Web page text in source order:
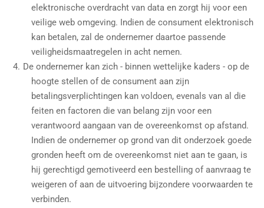
elektronische overdracht van data en zorgt hij voor een
veilige web omgeving. Indien de consument elektronisch
kan betalen, zal de ondernemer daartoe passende
veiligheidsmaatregelen in acht nemen.
De ondernemer kan zich - binnen wettelijke kaders - op de
hoogte stellen of de consument aan zijn
betalingsverplichtingen kan voldoen, evenals van al die
feiten en factoren die van belang zijn voor een
verantwoord aangaan van de overeenkomst op afstand.
Indien de ondernemer op grond van dit onderzoek goede
gronden heeft om de overeenkomst niet aan te gaan, is
hij gerechtigd gemotiveerd een bestelling of aanvraag te
weigeren of aan de uitvoering bijzondere voorwaarden te
verbinden.